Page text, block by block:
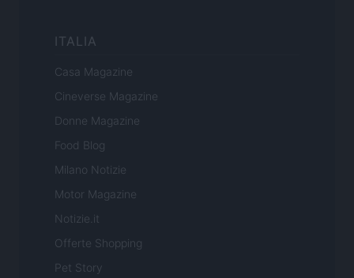
ITALIA
Casa Magazine
Cineverse Magazine
Donne Magazine
Food Blog
Milano Notizie
Motor Magazine
Notizie.it
Offerte Shopping
Pet Story